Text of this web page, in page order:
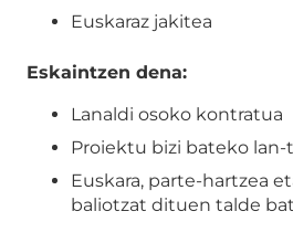
Euskaraz jakitea
Eskaintzen dena:
Lanaldi osoko kontratua
Proiektu bizi bateko
Euskara, parte-hartzea
baliotzat dituen talde